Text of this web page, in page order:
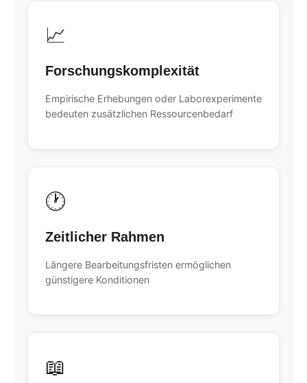
📈
Forschungskomplexität
Empirische Erhebungen oder Laborexperimente
bedeuten zusätzlichen Ressourcenbedarf
🕐
Zeitlicher Rahmen
Längere Bearbeitungsfristen ermöglichen
günstigere Konditionen
📖